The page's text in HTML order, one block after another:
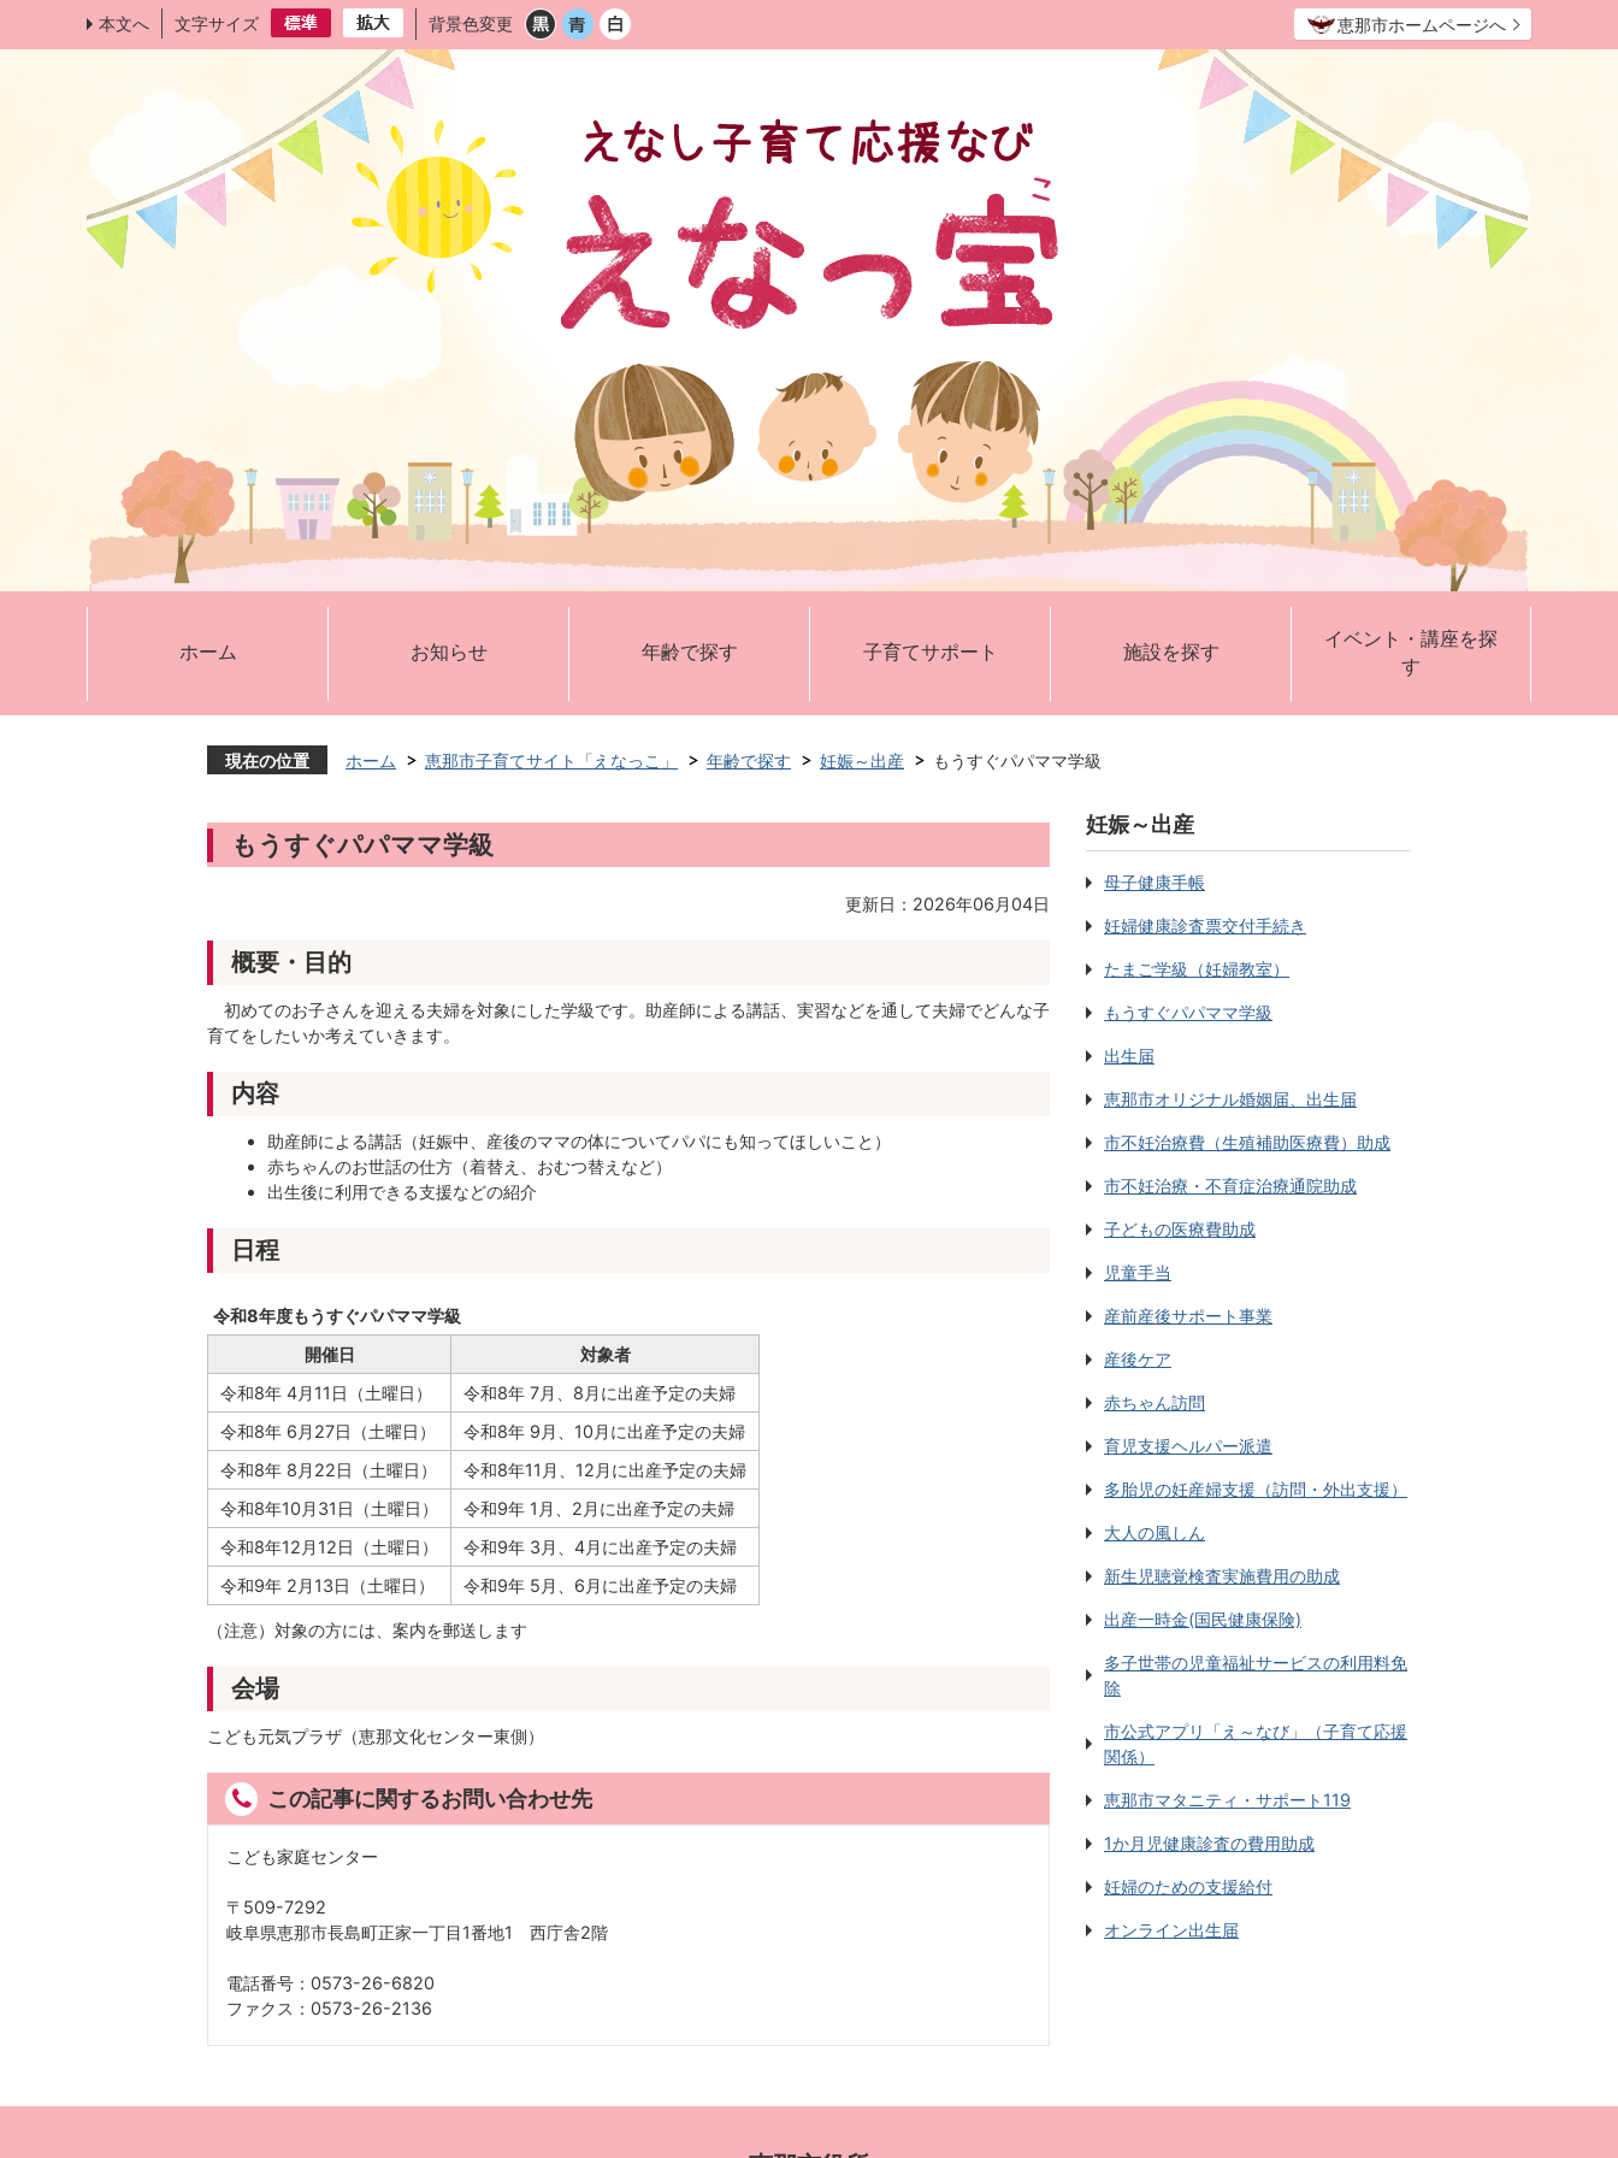
本文へ 文字サイズ 背景色変更 恵那市ホームページへ
ホーム お知らせ 年齢で探す 子育てサポート 施設を探す
イベント・講座を探
す
現在の位置 ホーム 恵那市子育てサイト「えなっこ」 年齢で探す 妊娠～出産 もうすぐパパママ学級
もうすぐパパママ学級
更新日：2026年06月04日
概要・目的
初めてのお子さんを迎える夫婦を対象にした学級です。助産師による講話、実習などを通して夫婦でどんな子
育てをしたいか考えていきます。
内容
助産師による講話（妊娠中、産後のママの体についてパパにも知ってほしいこと）
赤ちゃんのお世話の仕方（着替え、おむつ替えなど）
出生後に利用できる支援などの紹介
日程
令和8年度もうすぐパパママ学級
開催日
対象者
令和8年 4月11日（土曜日）
令和8年 7月、8月に出産予定の夫婦
令和8年 6月27日（土曜日）
令和8年 9月、10月に出産予定の夫婦
令和8年 8月22日（土曜日）
令和8年11月、12月に出産予定の夫婦
令和8年10月31日（土曜日）
令和9年 1月、2月に出産予定の夫婦
令和8年12月12日（土曜日）
令和9年 3月、4月に出産予定の夫婦
令和9年 2月13日（土曜日）
令和9年 5月、6月に出産予定の夫婦
（注意）対象の方には、案内を郵送します
会場
こども元気プラザ（恵那文化センター東側）
この記事に関するお問い合わせ先
こども家庭センター
〒509-7292
岐阜県恵那市長島町正家一丁目1番地1 西庁舎2階
電話番号：0573-26-6820
ファクス：0573-26-2136
妊娠～出産
母子健康手帳
妊婦健康診査票交付手続き
たまご学級（妊婦教室）
もうすぐパパママ学級
出生届
恵那市オリジナル婚姻届、出生届
市不妊治療費（生殖補助医療費）助成
市不妊治療・不育症治療通院助成
子どもの医療費助成
児童手当
産前産後サポート事業
産後ケア
赤ちゃん訪問
育児支援ヘルパー派遣
多胎児の妊産婦支援（訪問・外出支援）
大人の風しん
新生児聴覚検査実施費用の助成
出産一時金(国民健康保険)
多子世帯の児童福祉サービスの利用料免
除
市公式アプリ「え～なび」（子育て応援
関係）
恵那市マタニティ・サポート119
1か月児健康診査の費用助成
妊婦のための支援給付
オンライン出生届